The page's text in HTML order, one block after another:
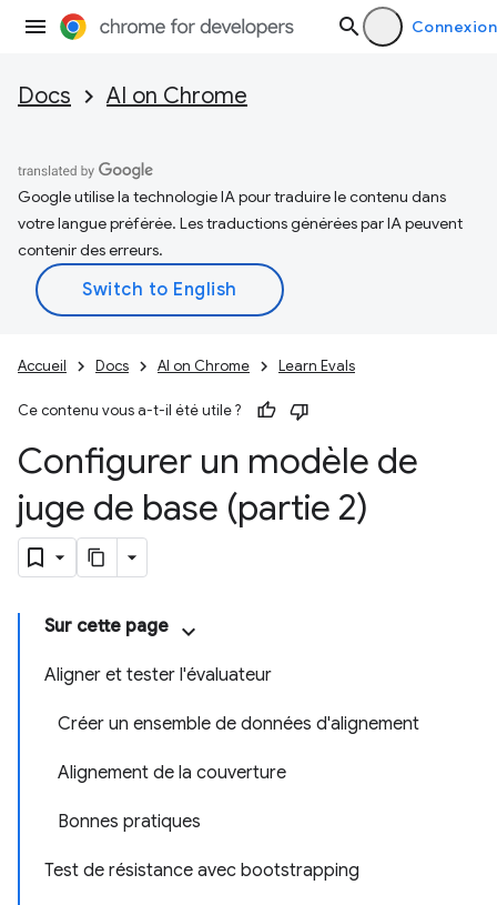
Connexion
Docs AI on Chrome
Google utilise la technologie IA pour traduire le contenu dans
votre langue préférée. Les traductions générées par IA peuvent
contenir des erreurs.
Accueil Docs AI on Chrome Learn Evals
Ce contenu vous a-t-il été utile ?
Configurer un modèle de
juge de base (partie 2)
Sur cette page
Aligner et tester l'évaluateur
Créer un ensemble de données d'alignement
Alignement de la couverture
Bonnes pratiques
Test de résistance avec bootstrapping